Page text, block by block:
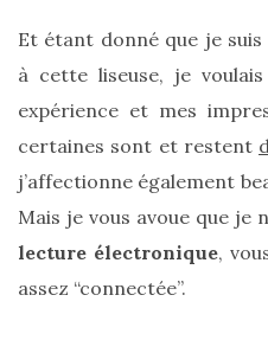
en
soie
et
cuir
au
luxe
discret
Et étant donné que je suis
à cette liseuse, je
expérience et mes
certaines sont et restent
j’affectionne également
Mais je vous avoue que je
lecture électronique,
assez “connectée”.